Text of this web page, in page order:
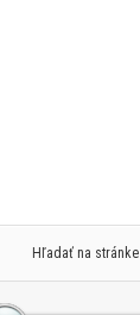
Hľadať na stránke